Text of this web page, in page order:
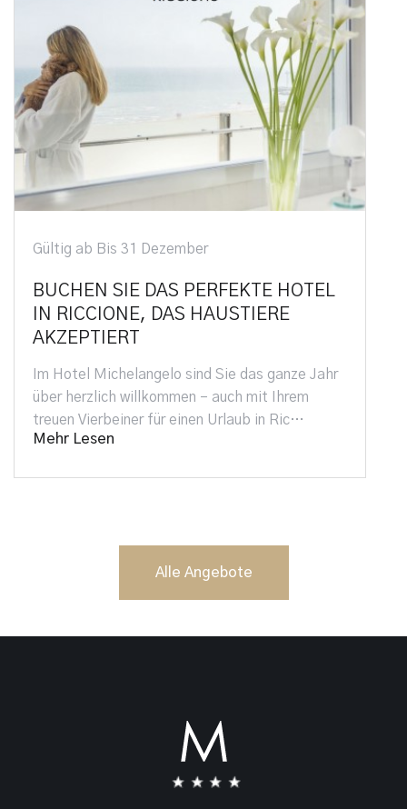
Gültig ab Bis 31 Dezember
BUCHEN SIE DAS PERFEKTE HOTEL
IN RICCIONE, DAS HAUSTIERE
AKZEPTIERT
Im Hotel Michelangelo sind Sie das ganze Jahr
über herzlich willkommen – auch mit Ihrem
treuen Vierbeiner für einen Urlaub in Ric…
Mehr Lesen
Alle Angebote